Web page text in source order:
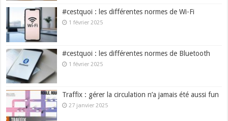
#cestquoi : les différentes normes de Wi-Fi
1 février 2025
#cestquoi : les différentes normes de Bluetooth
1 février 2025
Traffix : gérer la circulation n’a jamais été aussi fun
27 janvier 2025